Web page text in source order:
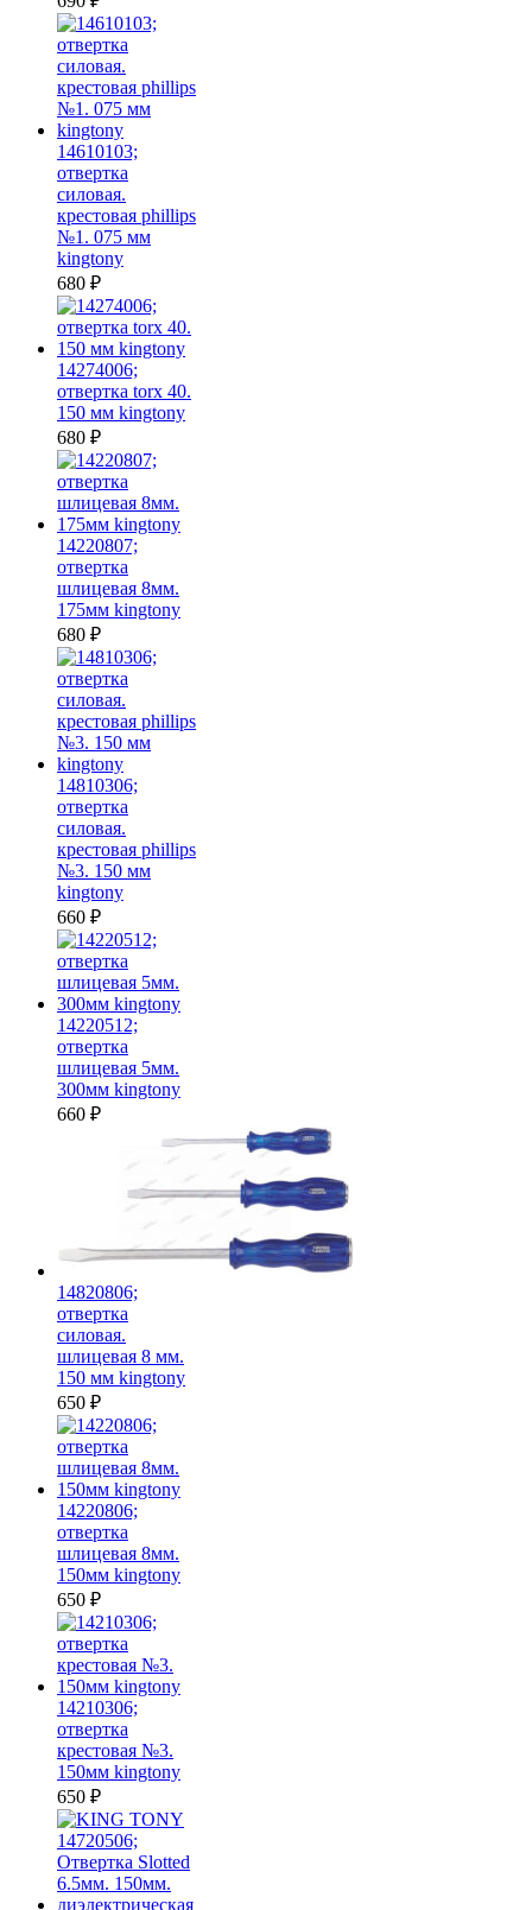
14610103;
отвертка
силовая.
крестовая phillips
№1. 075 мм
kingtony
680 ₽
14274006;
отвертка torx 40.
150 мм kingtony
680 ₽
14220807;
отвертка
шлицевая 8мм.
175мм kingtony
680 ₽
14810306;
отвертка
силовая.
крестовая phillips
№3. 150 мм
kingtony
660 ₽
14220512;
отвертка
шлицевая 5мм.
300мм kingtony
660 ₽
14820806;
отвертка
силовая.
шлицевая 8 мм.
150 мм kingtony
650 ₽
14220806;
отвертка
шлицевая 8мм.
150мм kingtony
650 ₽
14210306;
отвертка
крестовая №3.
150мм kingtony
650 ₽